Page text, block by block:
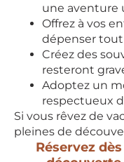
une aventure
Offrez à vos
dépenser tout
Créez des
resteront
Adoptez un
respectueux
Si vous rêvez de
pleines de
Réservez